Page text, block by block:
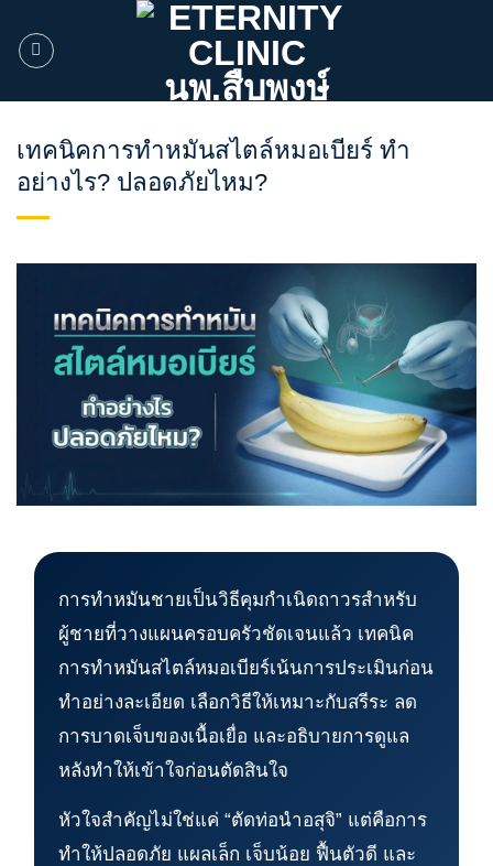
เทคนิคการทำหมันสไตล์หมอเบียร์ ทำ
อย่างไร? ปลอดภัยไหม?
การทำหมันชายเป็นวิธีคุมกำเนิดถาวรสำหรับ
ผู้ชายที่วางแผนครอบครัวชัดเจนแล้ว เทคนิค
การทำหมันสไตล์หมอเบียร์เน้นการประเมินก่อน
ทำอย่างละเอียด เลือกวิธีให้เหมาะกับสรีระ ลด
การบาดเจ็บของเนื้อเยื่อ และอธิบายการดูแล
หลังทำให้เข้าใจก่อนตัดสินใจ
หัวใจสำคัญไม่ใช่แค่ “ตัดท่อนำอสุจิ” แต่คือการ
ทำให้ปลอดภัย แผลเล็ก เจ็บน้อย ฟื้นตัวดี และ